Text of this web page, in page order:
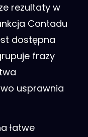
rezultaty w
Contadu
dostępna
frazy
usprawnia
łatwe